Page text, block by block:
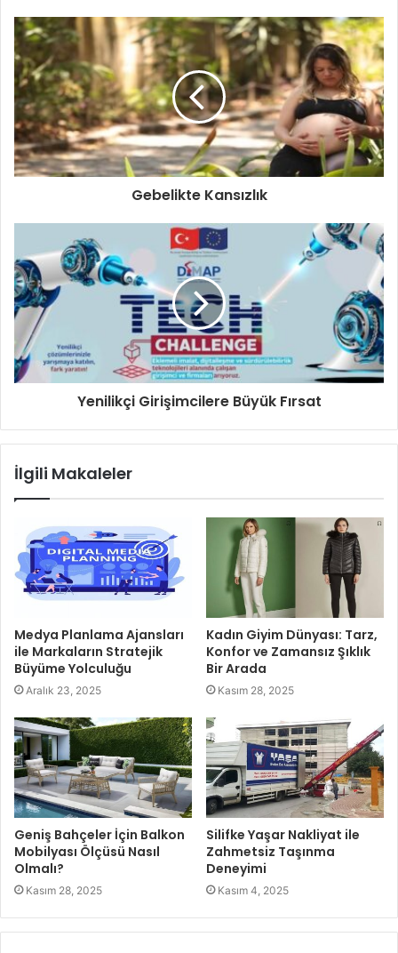
Gebelikte Kansızlık
Yenilikçi Girişimcilere Büyük Fırsat
İlgili Makaleler
Medya Planlama Ajansları
ile Markaların Stratejik
Büyüme Yolculuğu
Aralık 23, 2025
Kadın Giyim Dünyası: Tarz,
Konfor ve Zamansız Şıklık
Bir Arada
Kasım 28, 2025
Geniş Bahçeler İçin Balkon
Mobilyası Ölçüsü Nasıl
Olmalı?
Kasım 28, 2025
Silifke Yaşar Nakliyat ile
Zahmetsiz Taşınma
Deneyimi
Kasım 4, 2025